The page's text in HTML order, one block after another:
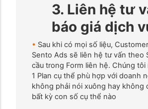
3. Liên hệ tư
báo giá dịch
• Sau khi có mọi số liệu,
Sento Ads sẽ liên hệ tư vấn theo
cầu trong Form liên hệ. Chúng tôi
1 Plan cụ thể phù hợp với doanh
không phải nói xuông hay không
bất kỳ con số cụ thể nào